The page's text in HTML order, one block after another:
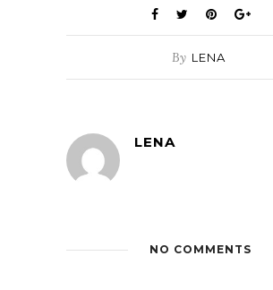
By LENA
LENA
NO COMMENTS